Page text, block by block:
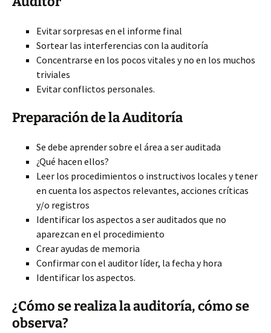
Evitar sorpresas en el informe final
Sortear las interferencias con la auditoría
Concentrarse en los pocos vitales y no en los muchos
triviales
Evitar conflictos personales.
Preparación de la Auditoría
Se debe aprender sobre el área a ser auditada
¿Qué hacen ellos?
Leer los procedimientos o instructivos locales y tener
en cuenta los aspectos relevantes, acciones críticas
y/o registros
Identificar los aspectos a ser auditados que no
aparezcan en el procedimiento
Crear ayudas de memoria
Confirmar con el auditor líder, la fecha y hora
Identificar los aspectos.
¿Cómo se realiza la auditoría, cómo se
observa?